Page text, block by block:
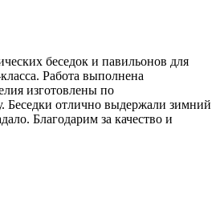
беседок и павильонов для
Работа выполнена
изготовлены по
Беседки отлично выдержали зимний
Благодарим за качество и